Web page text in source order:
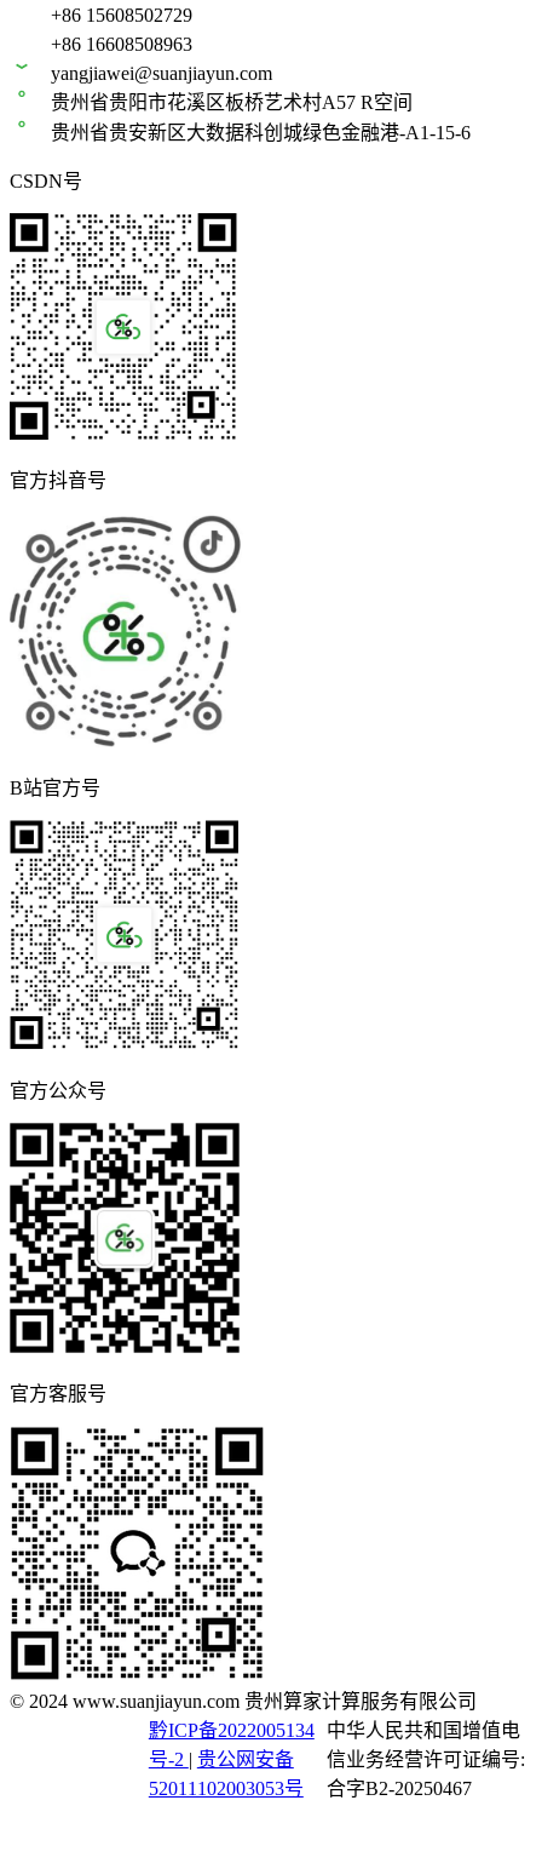
+86 15608502729
+86 16608508963
yangjiawei@suanjiayun.com
贵州省贵阳市花溪区板桥艺术村A57 R空间
贵州省贵安新区大数据科创城绿色金融港-A1-15-6
CSDN号
官方抖音号
B站官方号
官方公众号
官方客服号
© 2024 www.suanjiayun.com 贵州算家计算服务有限公司
黔ICP备2022005134
号-2 | 贵公网安备
52011102003053号
中华人民共和国增值电
信业务经营许可证编号:
合字B2-20250467